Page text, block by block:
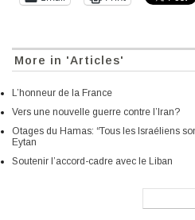
More in 'Articles'
L’honneur de la France
Vers une nouvelle guerre contre l’Iran?
Otages du Hamas: “Tous les Israéliens
Eytan
Soutenir l’accord-cadre avec le Liban